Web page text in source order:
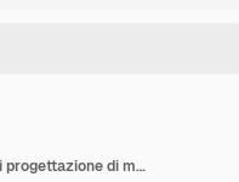
Agenzia di marketing digitale online e aziendale esperto di progettazione di modelli di social media